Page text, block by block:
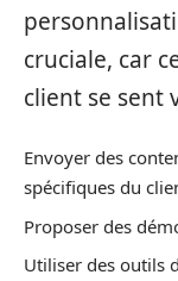
cruciale, car
client se sent
Envoyer des
spécifiques du
Proposer des
Utiliser des outils